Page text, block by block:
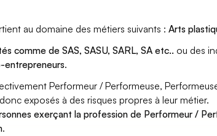
au domaine des métiers suivants :Arts
comme de SAS, SASU, SARL, SA etc.. ou des
entrepreneurs.
Performeur / Performeuse,
exposés à des risques propres à leur métier.
exerçant la profession de Performeur /
.